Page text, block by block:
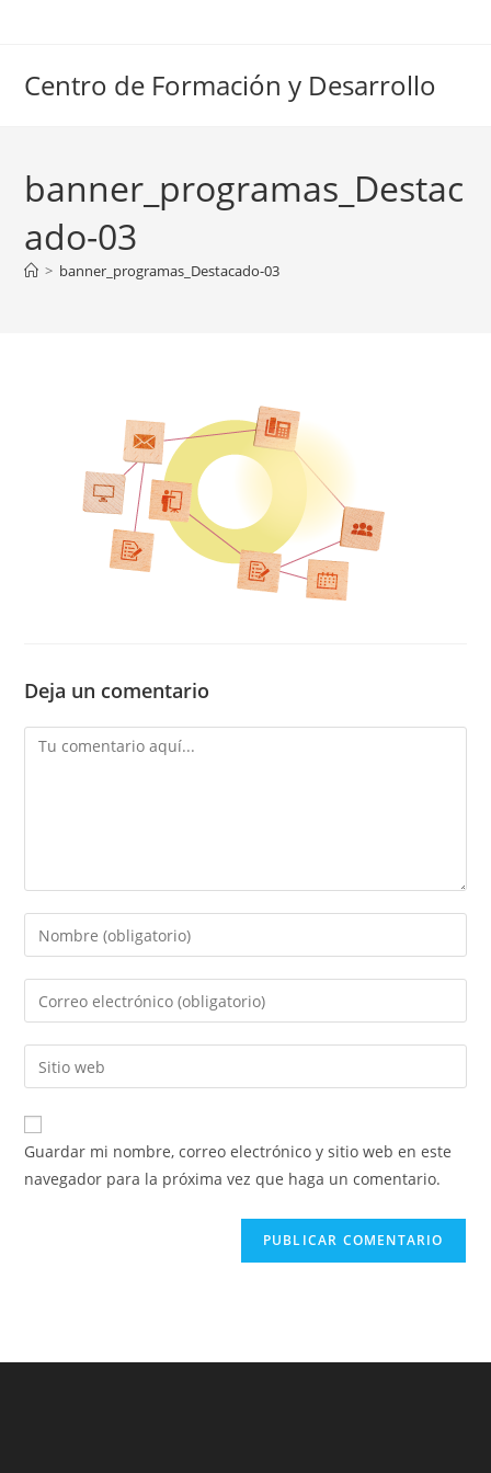
Centro de Formación y Desarrollo
banner_programas_Destac
ado-03
> banner_programas_Destacado-03
Deja un comentario
Comentario
Introducí
tu
nombre
de
usuario
para
comentar
Introducí
tu
dirección
de
electrónico
para
comentar
Introducí
la
URL
de
Guardar mi nombre, correo electrónico y sitio web en este
navegador para la próxima vez que haga un comentario.